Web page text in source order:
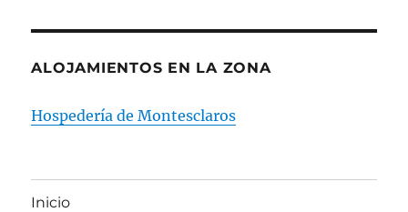
ALOJAMIENTOS EN LA ZONA
Hospedería de Montesclaros
Inicio